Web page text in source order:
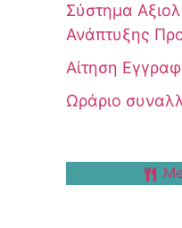
Σύστημα
Ανάπτυξης
Αίτηση
Ωράριο